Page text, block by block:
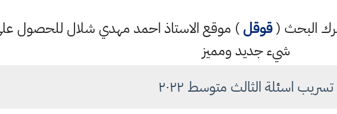
البحث (قوقل) موقع الاستاذ احمد مهدي شلال للحصول
شيء جديد ومميز
تسريب اسئلة الثالث متوسط ٢٠٢٢